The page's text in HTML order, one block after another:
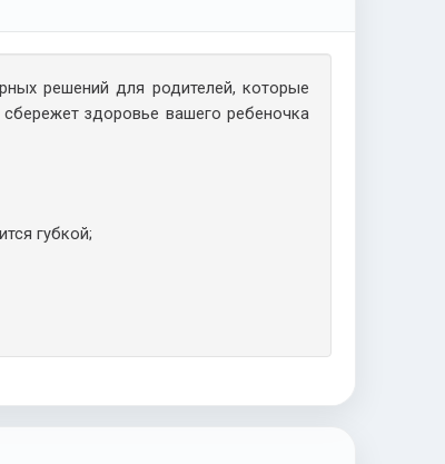
решений для родителей, которые
здоровье вашего ребеночка
губкой;